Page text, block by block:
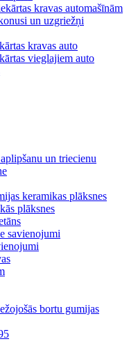
kravas automašīnām
un uzgriežņi
kravas auto
vieglajiem auto
un triecienu
keramikas plāksnes
plāksnes
savienojumi
bortu gumijas